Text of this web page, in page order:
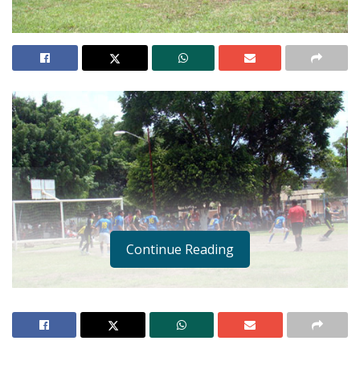
Continue Reading